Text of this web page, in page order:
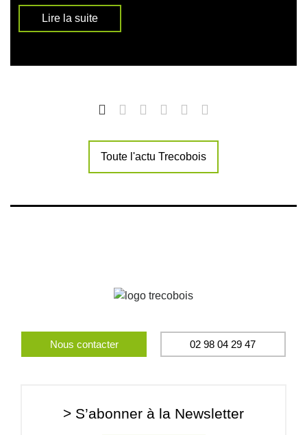
Lire la suite
Toute l'actu Trecobois
Nous contacter 02 98 04 29 47
> S’abonner à la Newsletter